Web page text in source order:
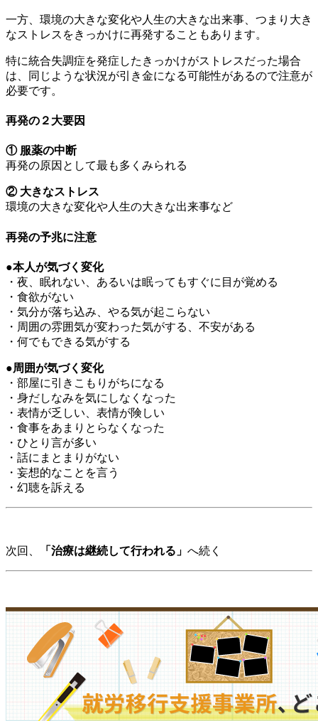
一方、環境の大きな変化や人生の大きな出来事、つまり大き
なストレスをきっかけに再発することもあります。
特に統合失調症を発症したきっかけがストレスだった場合
は、同じような状況が引き金になる可能性があるので注意が
必要です。
再発の２大要因
① 服薬の中断
再発の原因として最も多くみられる
② 大きなストレス
環境の大きな変化や人生の大きな出来事など
再発の予兆に注意
●本人が気づく変化
・夜、眠れない、あるいは眠ってもすぐに目が覚める
・食欲がない
・気分が落ち込み、やる気が起こらない
・周囲の雰囲気が変わった気がする、不安がある
・何でもできる気がする
●周囲が気づく変化
・部屋に引きこもりがちになる
・身だしなみを気にしなくなった
・表情が乏しい、表情が険しい
・食事をあまりとらなくなった
・ひとり言が多い
・話にまとまりがない
・妄想的なことを言う
・幻聴を訴える
次回、 「治療は継続して行われる」 へ続く